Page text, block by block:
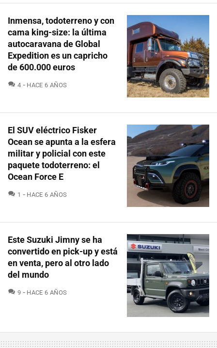
Inmensa, todoterreno y con
cama king-size: la última
autocaravana de Global
Expedition es un capricho
de 600.000 euros
4 COMENTARIOS
HACE 6 AÑOS
El SUV eléctrico Fisker
Ocean se apunta a la esfera
militar y policial con este
paquete todoterreno: el
Ocean Force E
1 COMENTARIOS
HACE 6 AÑOS
Este Suzuki Jimny se ha
convertido en pick-up y está
en venta, pero al otro lado
del mundo
9 COMENTARIOS
HACE 6 AÑOS